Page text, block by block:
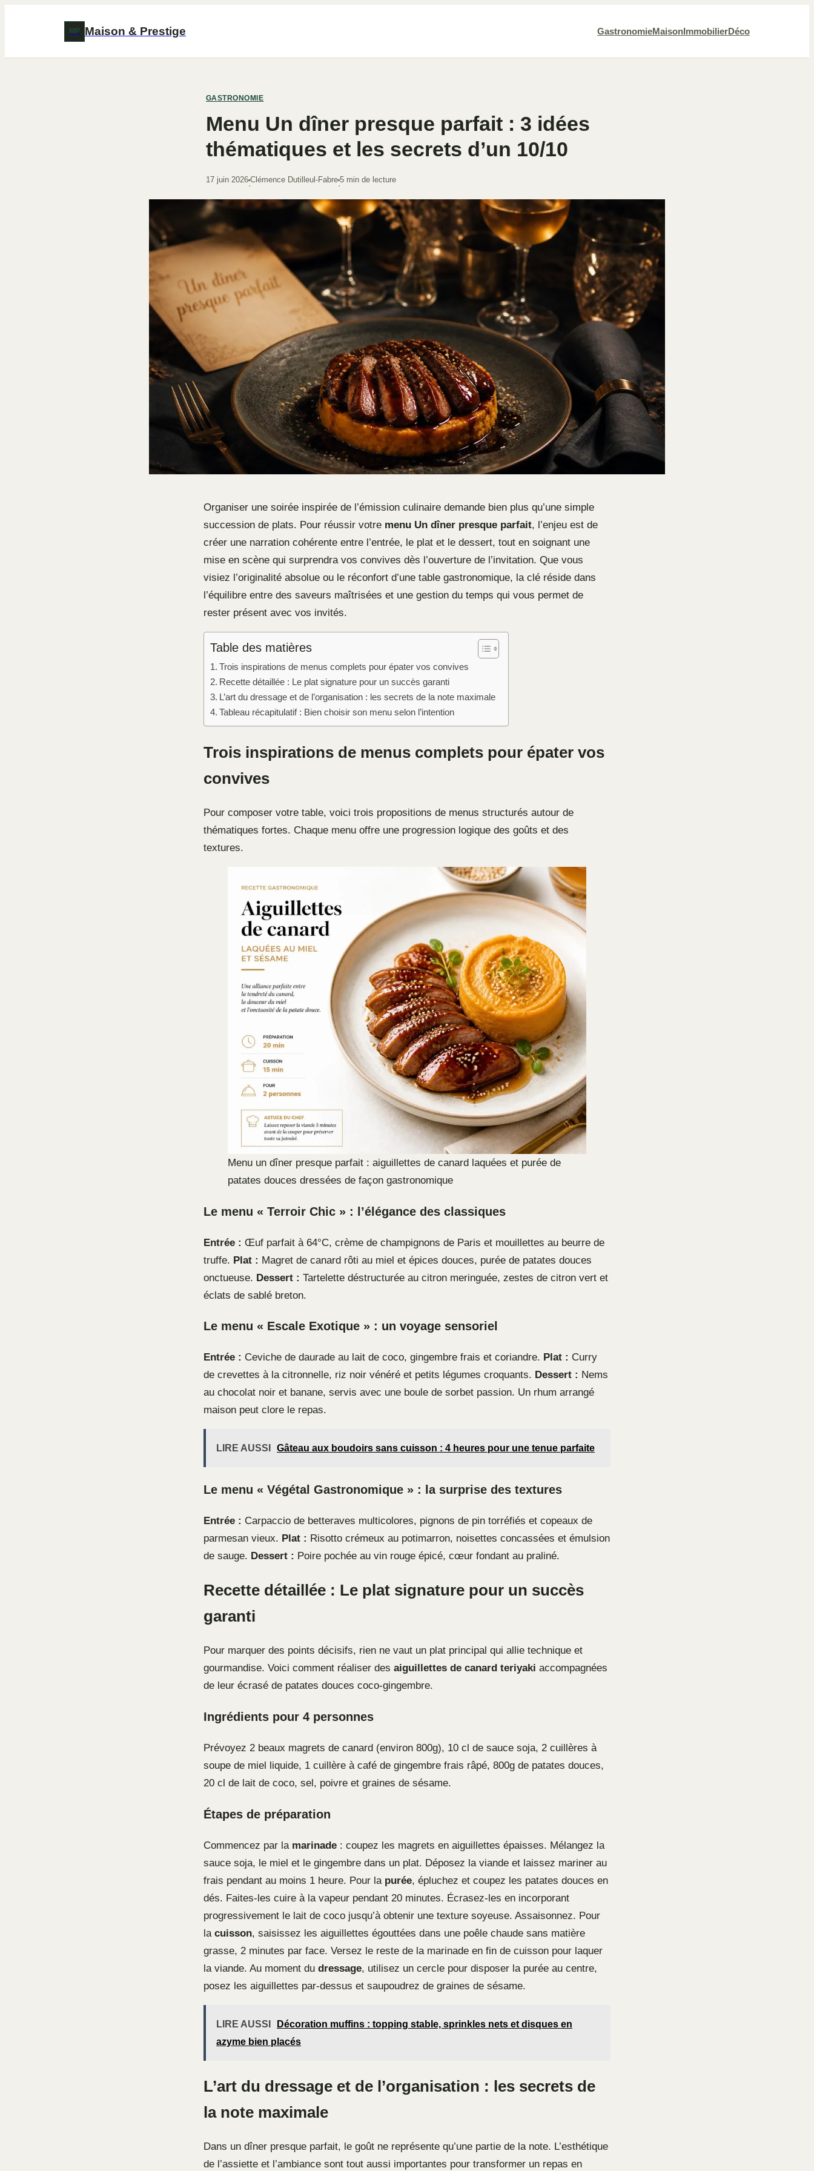
MP Maison & Prestige GastronomieMaisonImmobilierDéco
GASTRONOMIE
Menu Un dîner presque parfait : 3 idées
thématiques et les secrets d’un 10/10
17 juin 2026
·
Clémence Dutilleul-Fabre
·
5 min de lecture
Organiser une soirée inspirée de l’émission culinaire demande bien plus qu’une simple
succession de plats. Pour réussir votre menu Un dîner presque parfait, l’enjeu est de
créer une narration cohérente entre l’entrée, le plat et le dessert, tout en soignant une
mise en scène qui surprendra vos convives dès l’ouverture de l’invitation. Que vous
visiez l’originalité absolue ou le réconfort d’une table gastronomique, la clé réside dans
l’équilibre entre des saveurs maîtrisées et une gestion du temps qui vous permet de
rester présent avec vos invités.
Table des matières
Trois inspirations de menus complets pour épater vos convives
Recette détaillée : Le plat signature pour un succès garanti
L’art du dressage et de l’organisation : les secrets de la note maximale
Tableau récapitulatif : Bien choisir son menu selon l’intention
Trois inspirations de menus complets pour épater vos
convives
Pour composer votre table, voici trois propositions de menus structurés autour de
thématiques fortes. Chaque menu offre une progression logique des goûts et des
textures.
Menu un dîner presque parfait : aiguillettes de canard laquées et purée de
patates douces dressées de façon gastronomique
Le menu « Terroir Chic » : l’élégance des classiques
Entrée : Œuf parfait à 64°C, crème de champignons de Paris et mouillettes au beurre de
truffe. Plat : Magret de canard rôti au miel et épices douces, purée de patates douces
onctueuse. Dessert : Tartelette déstructurée au citron meringuée, zestes de citron vert et
éclats de sablé breton.
Le menu « Escale Exotique » : un voyage sensoriel
Entrée : Ceviche de daurade au lait de coco, gingembre frais et coriandre. Plat : Curry
de crevettes à la citronnelle, riz noir vénéré et petits légumes croquants. Dessert : Nems
au chocolat noir et banane, servis avec une boule de sorbet passion. Un rhum arrangé
maison peut clore le repas.
LIRE AUSSI Gâteau aux boudoirs sans cuisson : 4 heures pour une tenue parfaite
Le menu « Végétal Gastronomique » : la surprise des textures
Entrée : Carpaccio de betteraves multicolores, pignons de pin torréfiés et copeaux de
parmesan vieux. Plat : Risotto crémeux au potimarron, noisettes concassées et émulsion
de sauge. Dessert : Poire pochée au vin rouge épicé, cœur fondant au praliné.
Recette détaillée : Le plat signature pour un succès
garanti
Pour marquer des points décisifs, rien ne vaut un plat principal qui allie technique et
gourmandise. Voici comment réaliser des aiguillettes de canard teriyaki accompagnées
de leur écrasé de patates douces coco-gingembre.
Ingrédients pour 4 personnes
Prévoyez 2 beaux magrets de canard (environ 800g), 10 cl de sauce soja, 2 cuillères à
soupe de miel liquide, 1 cuillère à café de gingembre frais râpé, 800g de patates douces,
20 cl de lait de coco, sel, poivre et graines de sésame.
Étapes de préparation
Commencez par la marinade : coupez les magrets en aiguillettes épaisses. Mélangez la
sauce soja, le miel et le gingembre dans un plat. Déposez la viande et laissez mariner au
frais pendant au moins 1 heure. Pour la purée, épluchez et coupez les patates douces en
dés. Faites-les cuire à la vapeur pendant 20 minutes. Écrasez-les en incorporant
progressivement le lait de coco jusqu’à obtenir une texture soyeuse. Assaisonnez. Pour
la cuisson, saisissez les aiguillettes égouttées dans une poêle chaude sans matière
grasse, 2 minutes par face. Versez le reste de la marinade en fin de cuisson pour laquer
la viande. Au moment du dressage, utilisez un cercle pour disposer la purée au centre,
posez les aiguillettes par-dessus et saupoudrez de graines de sésame.
LIRE AUSSI
Décoration muffins : topping stable, sprinkles nets et disques en
azyme bien placés
L’art du dressage et de l’organisation : les secrets de
la note maximale
Dans un dîner presque parfait, le goût ne représente qu’une partie de la note. L’esthétique
de l’assiette et l’ambiance sont tout aussi importantes pour transformer un repas en